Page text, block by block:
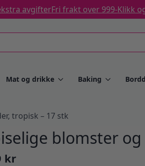
avgifterFri frakt over 999-Klikk
Mat og drikke Baking
tropisk – 17 stk
blomster
kr